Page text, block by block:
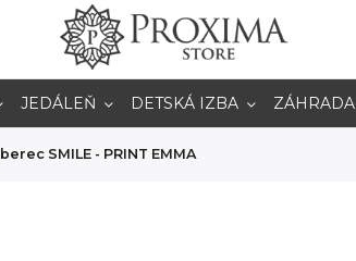
JEDÁLEŇ DETSKÁ IZBA ZÁHRADA
SMILE - PRINT EMMA